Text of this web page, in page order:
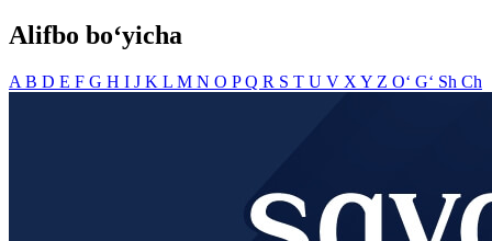
Alifbo bo‘yicha
A B D E F G H I J K L M N O PQ R S T U V X Y Z O‘ G‘ Sh Ch